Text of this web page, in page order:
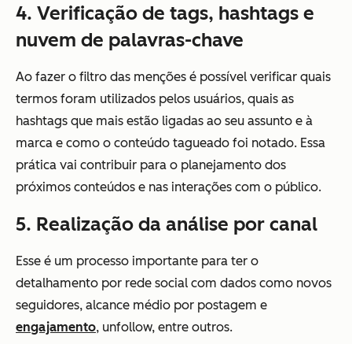
4. Verificação de tags, hashtags e
nuvem de palavras-chave
Ao fazer o filtro das menções é possível verificar quais
termos foram utilizados pelos usuários, quais as
hashtags que mais estão ligadas ao seu assunto e à
marca e como o conteúdo tagueado foi notado. Essa
prática vai contribuir para o planejamento dos
próximos conteúdos e nas interações com o público.
5. Realização da análise por canal
Esse é um processo importante para ter o
detalhamento por rede social com dados como novos
seguidores, alcance médio por postagem e
engajamento, unfollow, entre outros.